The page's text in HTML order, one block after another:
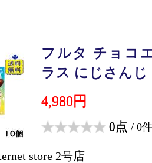
フルタ チョコ
ラス にじさんじ
4,980円
0点 / 0件
store 2号店